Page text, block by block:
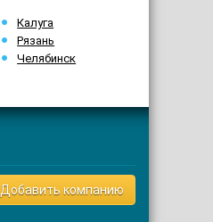
Калуга
Рязань
Челябинск
Добавить компанию